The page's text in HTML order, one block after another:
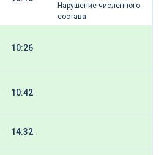
Нарушение численного
состава
10:26
10:42
14:32